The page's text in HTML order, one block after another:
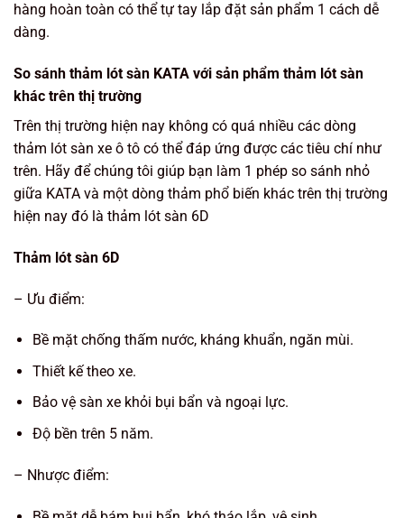
hàng hoàn toàn có thể tự tay lắp đặt sản phẩm 1 cách dễ
dàng.
So sánh thảm lót sàn KATA với sản phẩm thảm lót sàn
khác trên thị trường
Trên thị trường hiện nay không có quá nhiều các dòng
thảm lót sàn xe ô tô có thể đáp ứng được các tiêu chí như
trên. Hãy để chúng tôi giúp bạn làm 1 phép so sánh nhỏ
giữa KATA và một dòng thảm phổ biến khác trên thị trường
hiện nay đó là thảm lót sàn 6D
Thảm lót sàn 6D
– Ưu điểm:
Bề mặt chống thấm nước, kháng khuẩn, ngăn mùi.
Thiết kế theo xe.
Bảo vệ sàn xe khỏi bụi bẩn và ngoại lực.
Độ bền trên 5 năm.
– Nhược điểm: